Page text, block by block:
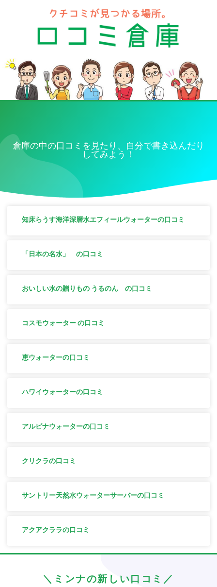
倉庫の中の口コミを見たり、自分で書き込んだり
してみよう！
知床らうす海洋深層水エフィールウォーターの口コミ
「日本の名水」 の口コミ
おいしい水の贈りもの うるのん の口コミ
コスモウォーター の口コミ
恵ウォーターの口コミ
ハワイウォーターの口コミ
アルピナウォーターの口コミ
クリクラの口コミ
サントリー天然水ウォーターサーバーの口コミ
アクアクララの口コミ
＼ミンナの新しい口コミ／